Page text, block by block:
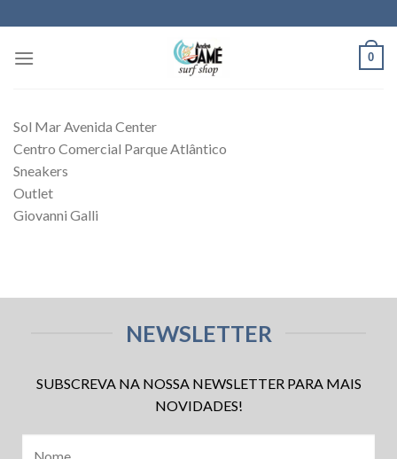
to
content
0
Sol Mar Avenida Center
Centro Comercial Parque Atlântico
Sneakers
Outlet
Giovanni Galli
NEWSLETTER
SUBSCREVA NA NOSSA NEWSLETTER PARA MAIS
NOVIDADES!